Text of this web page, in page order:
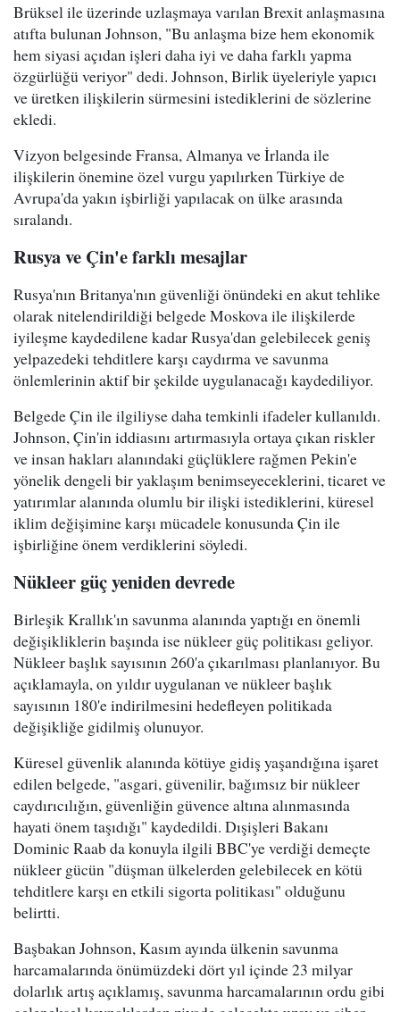
Brüksel ile üzerinde uzlaşmaya varılan Brexit anlaşmasına
atıfta bulunan Johnson, "Bu anlaşma bize hem ekonomik
hem siyasi açıdan işleri daha iyi ve daha farklı yapma
özgürlüğü veriyor" dedi. Johnson, Birlik üyeleriyle yapıcı
ve üretken ilişkilerin sürmesini istediklerini de sözlerine
ekledi.
Vizyon belgesinde Fransa, Almanya ve İrlanda ile
ilişkilerin önemine özel vurgu yapılırken Türkiye de
Avrupa'da yakın işbirliği yapılacak on ülke arasında
sıralandı.
Rusya ve Çin'e farklı mesajlar
Rusya'nın Britanya'nın güvenliği önündeki en akut tehlike
olarak nitelendirildiği belgede Moskova ile ilişkilerde
iyileşme kaydedilene kadar Rusya'dan gelebilecek geniş
yelpazedeki tehditlere karşı caydırma ve savunma
önlemlerinin aktif bir şekilde uygulanacağı kaydediliyor.
Belgede Çin ile ilgiliyse daha temkinli ifadeler kullanıldı.
Johnson, Çin'in iddiasını artırmasıyla ortaya çıkan riskler
ve insan hakları alanındaki güçlüklere rağmen Pekin'e
yönelik dengeli bir yaklaşım benimseyeceklerini, ticaret ve
yatırımlar alanında olumlu bir ilişki istediklerini, küresel
iklim değişimine karşı mücadele konusunda Çin ile
işbirliğine önem verdiklerini söyledi.
Nükleer güç yeniden devrede
Birleşik Krallık'ın savunma alanında yaptığı en önemli
değişikliklerin başında ise nükleer güç politikası geliyor.
Nükleer başlık sayısının 260'a çıkarılması planlanıyor. Bu
açıklamayla, on yıldır uygulanan ve nükleer başlık
sayısının 180'e indirilmesini hedefleyen politikada
değişikliğe gidilmiş olunuyor.
Küresel güvenlik alanında kötüye gidiş yaşandığına işaret
edilen belgede, "asgari, güvenilir, bağımsız bir nükleer
caydırıcılığın, güvenliğin güvence altına alınmasında
hayati önem taşıdığı" kaydedildi. Dışişleri Bakanı
Dominic Raab da konuyla ilgili BBC'ye verdiği demeçte
nükleer gücün "düşman ülkelerden gelebilecek en kötü
tehditlere karşı en etkili sigorta politikası" olduğunu
belirtti.
Başbakan Johnson, Kasım ayında ülkenin savunma
harcamalarında önümüzdeki dört yıl içinde 23 milyar
dolarlık artış açıklamış, savunma harcamalarının ordu gibi